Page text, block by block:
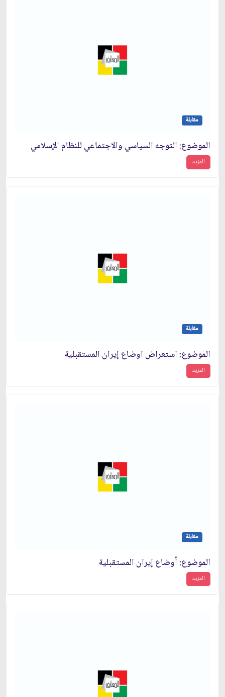
مقابلة
الموضوع: التوجه السياسي والاجتماعي للنظام الإسلامي‏
المزيد
مقابلة
الموضوع: استعراض اوضاع إيران المستقبلية
المزيد
مقابلة
الموضوع: أوضاع إيران المستقبلية
المزيد